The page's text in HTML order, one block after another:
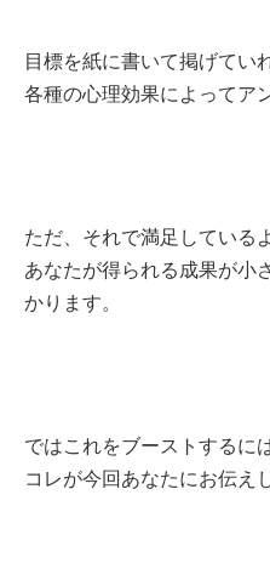
目標を紙に書いて掲げてい
各種の心理効果によってア
ただ、それで満足している
あなたが得られる成果が小
かります。
ではこれをブーストするに
コレが今回あなたにお伝え